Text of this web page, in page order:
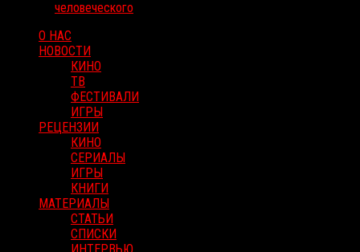
человеческого
О НАС
НОВОСТИ
КИНО
ТВ
ФЕСТИВАЛИ
ИГРЫ
РЕЦЕНЗИИ
КИНО
СЕРИАЛЫ
ИГРЫ
КНИГИ
МАТЕРИАЛЫ
СТАТЬИ
СПИСКИ
ИНТЕРВЬЮ